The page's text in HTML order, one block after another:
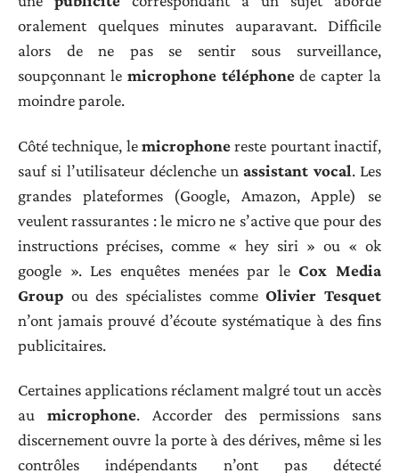
oralement quelques minutes auparavant. Difficile
alors de ne pas se sentir sous surveillance,
soupçonnant le microphone téléphonede capter la
moindre parole.
Côté technique, lemicrophonereste pourtant inactif,
sauf si l’utilisateur déclenche unassistant vocal. Les
grandes plateformes (Google, Amazon, Apple) se
veulent rassurantes : le micro ne s’active que pour des
instructions précises, comme « hey siri » ou « ok
google ». Les enquêtes menées par leCox Media
Group ou des spécialistes commeOlivier Tesquet
n’ont jamais prouvé d’écoute systématique à des fins
publicitaires.
Certaines applications réclament malgré tout un accès
au microphone. Accorder des permissions sans
discernement ouvre la porte à des dérives, même si les
contrôles indépendants n’ont pas détecté